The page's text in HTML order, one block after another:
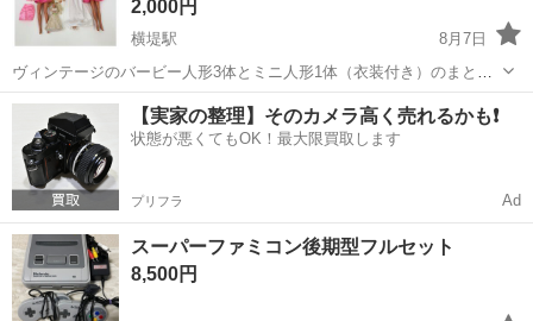
2,000円
横堤駅
8月7日
ヴィンテージのバービー人形3体とミニ人形1体（衣装付き）のまとめ
売りです。マテル（MATTEL）製。 【内容】 ・バービー人形3体＋ミ
ニ人形1体、衣装付き ・画像に写っているものが全てです ・実寸サイ
ズの表記はヤフオ...
大阪 大阪市 横堤駅 おもちゃ バービー
【実家の整理】そのカメラ高く売れるかも❗️
状態が悪くてもOK！最大限買取します
プリフラ Ad
スーパーファミコン後期型フルセット
8,500円